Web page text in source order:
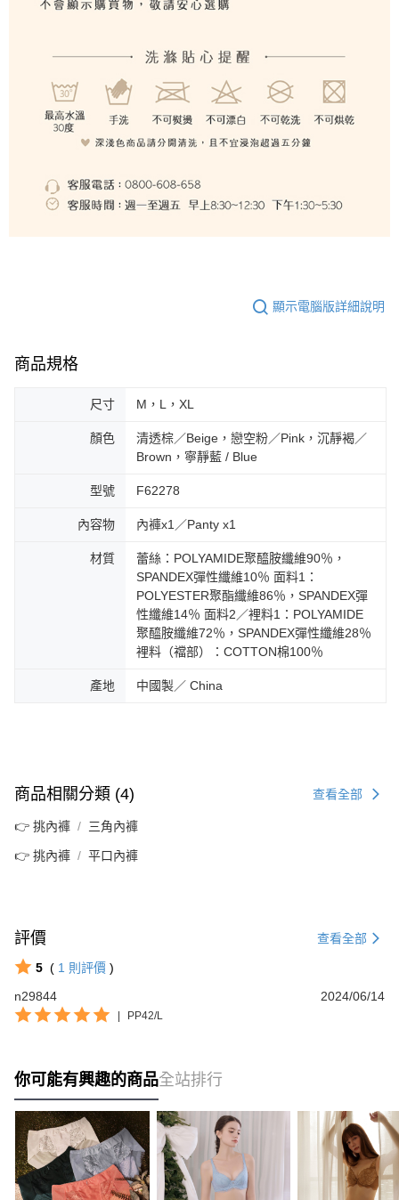
顯示電腦版詳細說明
商品規格
尺寸 M，L，XL
顏色
清透棕／Beige，戀空粉／Pink，沉靜褐／
Brown，寧靜藍 / Blue
型號 F62278
內容物 內褲x1／Panty x1
材質
蕾絲：POLYAMIDE聚醯胺纖維90％，
SPANDEX彈性纖維10％ 面料1：
POLYESTER聚酯纖維86％，SPANDEX彈
性纖維14％ 面料2／裡料1：POLYAMIDE
聚醯胺纖維72％，SPANDEX彈性纖維28％
裡料（襠部）：COTTON棉100％
產地 中國製／ China
商品相關分類 (4) 查看全部
👉 挑內褲 三角內褲
👉 挑內褲 平口內褲
評價 查看全部
5 ( 1 則評價 )
n29844
2024/06/14
| PP42/L
你可能有興趣的商品全站排行